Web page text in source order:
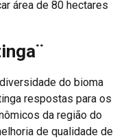
área de 80 hectares
do bioma
respostas para os
da região do
de qualidade de